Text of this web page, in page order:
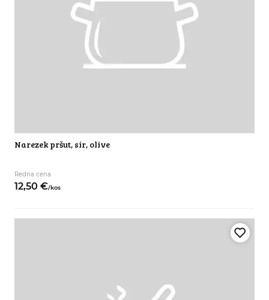
Narezek pršut, sir, olive
Redna cena
12,50 €/kos